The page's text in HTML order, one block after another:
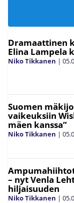
Dramaattinen
Elina Lampela
Niko Tikkanen |
Suomen
vaikeuksiin
mäen kanssa”
Niko Tikkanen |
– nyt Venla
hiljaisuuden
Niko Tikkanen |